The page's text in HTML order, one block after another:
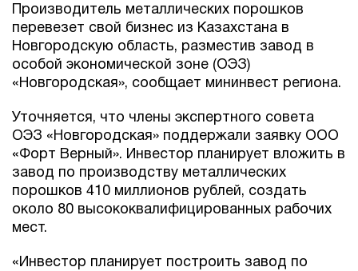
Производитель металлических порошков
перевезет свой бизнес из Казахстана в
Новгородскую область, разместив завод в
особой экономической зоне (ОЭЗ)
«Новгородская», сообщает мининвест региона.
Уточняется, что члены экспертного совета
ОЭЗ «Новгородская» поддержали заявку ООО
«Форт Верный». Инвестор планирует вложить в
завод по производству металлических
порошков 410 миллионов рублей, создать
около 80 высококвалифицированных рабочих
мест.
«Инвестор планирует построить завод по